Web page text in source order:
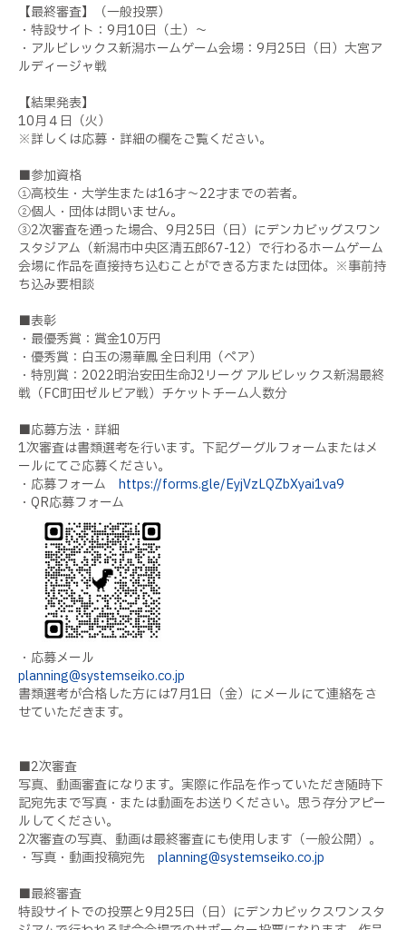
【最終審査】（一般投票）
・特設サイト：9月10日（土）～
・アルビレックス新潟ホームゲーム会場：9月25日（日）大宮ア
ルディージャ戦
【結果発表】
10月４日（火）
※詳しくは応募・詳細の欄をご覧ください。
■参加資格
①高校生・大学生または16才～22才までの若者。
②個人・団体は問いません。
③2次審査を通った場合、9月25日（日）にデンカビッグスワン
スタジアム（新潟市中央区清五郎67-12）で行わるホームゲーム
会場に作品を直接持ち込むことができる方または団体。※事前持
ち込み要相談
■表彰
・最優秀賞：賞金10万円
・優秀賞：白玉の湯華鳳 全日利用（ペア）
・特別賞：2022明治安田生命J2リーグ アルビレックス新潟最終
戦（FC町田ゼルビア戦）チケットチーム人数分
■応募方法・詳細
1次審査は書類選考を行います。下記グーグルフォームまたはメ
ールにてご応募ください。
・応募フォーム https://forms.gle/EyjVzLQZbXyai1va9
・QR応募フォーム
・応募メール
planning@systemseiko.co.jp
書類選考が合格した方には7月1日（金）にメールにて連絡をさ
せていただきます。
■2次審査
写真、動画審査になります。実際に作品を作っていただき随時下
記宛先まで写真・または動画をお送りください。思う存分アピー
ルしてください。
2次審査の写真、動画は最終審査にも使用します（一般公開）。
・写真・動画投稿宛先 planning@systemseiko.co.jp
■最終審査
特設サイトでの投票と9月25日（日）にデンカビックスワンスタ